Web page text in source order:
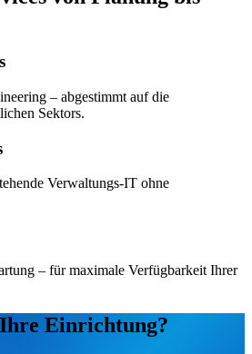
– abgestimmt auf die
Sektors.
Verwaltungs-IT ohne
– für maximale Verfügbarkeit Ihrer
Einrichtung?